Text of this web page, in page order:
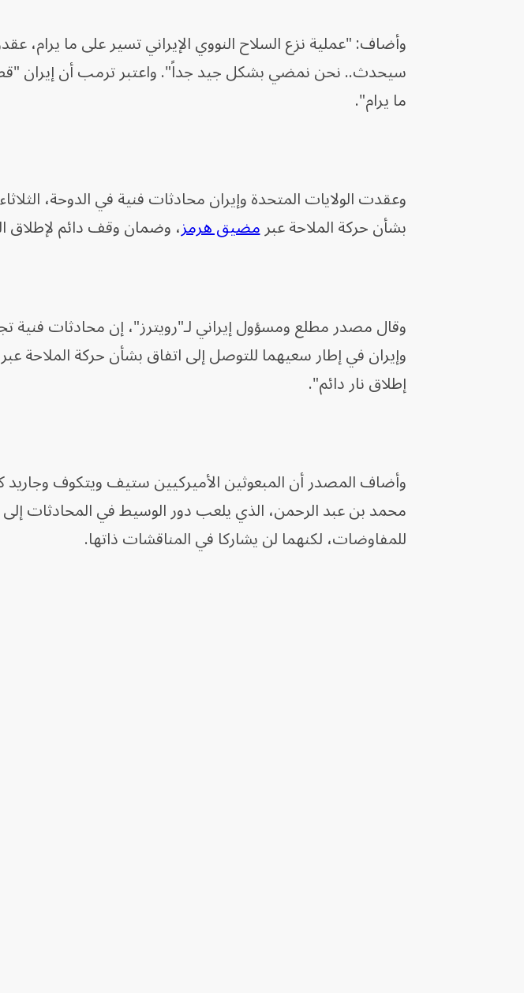
وأضاف: "عملية نزع السلاح النووي الإيراني تسير على ما يرام،
سيحدث.. نحن نمضي بشكل جيد جداً". واعتبر ترمب أن إيران
ما يرام".
وعقدت الولايات المتحدة وإيران محادثات فنية في الدوحة،
بشأن حركة الملاحة عبرمضيق هرمز، وضمان وقف دائم لإطلاق
وقال مصدر مطلع ومسؤول إيراني لـ"رويترز"، إن محادثات فنية
وإيران في إطار سعيهما للتوصل إلى اتفاق بشأن حركة
إطلاق نار دائم".
وأضاف المصدر أن المبعوثين الأميركيين ستيف ويتكوف وجاريد
محمد بن عبد الرحمن، الذي يلعب دور الوسيط في المحادثات
للمفاوضات، لكنهما لن يشاركا في المناقشات ذاتها.